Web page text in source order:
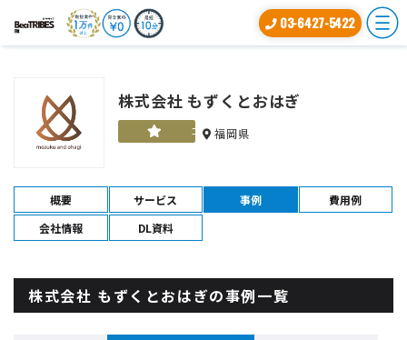
03-6427-5422
株式会社 もずくとおはぎ
ゴールド福岡県
概要 サービス 事例
費用例
会社情報
DL資料
株式会社 もずくとおはぎの事例一覧